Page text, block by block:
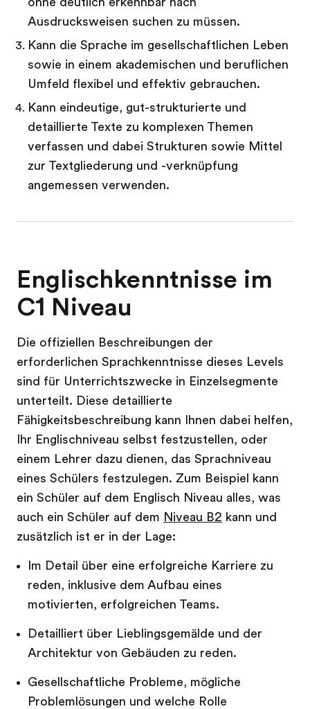
Ausdrucksweisen suchen zu müssen.
Kann die Sprache im gesellschaftlichen Leben
sowie in einem akademischen und beruflichen
Umfeld flexibel und effektiv gebrauchen.
Kann eindeutige, gut-strukturierte und
detaillierte Texte zu komplexen Themen
verfassen und dabei Strukturen sowie Mittel
zur Textgliederung und -verknüpfung
angemessen verwenden.
Englischkenntnisse im
C1 Niveau
Die offiziellen Beschreibungen der
erforderlichen Sprachkenntnisse dieses Levels
sind für Unterrichtszwecke in Einzelsegmente
unterteilt. Diese detaillierte
Fähigkeitsbeschreibung kann Ihnen dabei helfen,
Ihr Englischniveau selbst festzustellen, oder
einem Lehrer dazu dienen, das Sprachniveau
eines Schülers festzulegen. Zum Beispiel kann
ein Schüler auf dem Englisch Niveau alles, was
auch ein Schüler auf dem Niveau B2 kann und
zusätzlich ist er in der Lage:
Im Detail über eine erfolgreiche Karriere zu
reden, inklusive dem Aufbau eines
motivierten, erfolgreichen Teams.
Detailliert über Lieblingsgemälde und der
Architektur von Gebäuden zu reden.
Gesellschaftliche Probleme, mögliche
Problemlösungen und welche Rolle